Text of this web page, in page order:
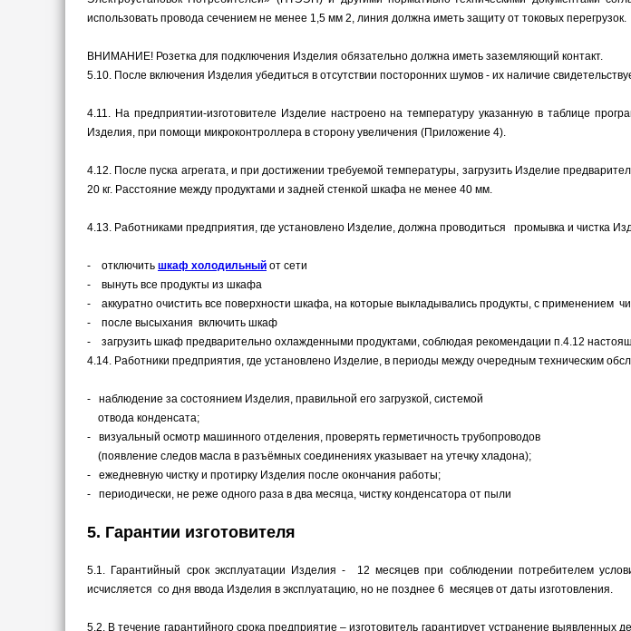
использовать провода сечением не менее 1,5 мм 2, линия должна иметь защиту от токовых перегрузок.
ВНИМАНИЕ! Розетка для подключения Изделия обязательно должна иметь заземляющий контакт.
5.10. После включения Изделия убедиться в отсутствии посторонних шумов - их наличие
4.11. На предприятии-изготовителе Изделие настроено на температуру указанную в таблице
Изделия, при помощи микроконтроллера в сторону увеличения (Приложение 4).
4.12. После пуска агрегата, и при достижении требуемой температуры, загрузить Изделие
20 кг. Расстояние между продуктами и задней стенкой шкафа не менее 40 мм.
4.13. Работниками предприятия, где установлено Изделие, должна проводиться промывка и чистка
- отключить шкаф холодильный от сети
- вынуть все продукты из шкафа
- аккуратно очистить все поверхности шкафа, на которые выкладывались продукты, с применением
- после высыхания включить шкаф
- загрузить шкаф предварительно охлажденными продуктами, соблюдая рекомендации п.4.12
4.14. Работники предприятия, где установлено Изделие, в периоды между очередным техническим
- наблюдение за состоянием Изделия, правильной его загрузкой, системой
отвода конденсата;
- визуальный осмотр машинного отделения, проверять герметичность трубопроводов
(появление следов масла в разъёмных соединениях указывает на утечку хладона);
- ежедневную чистку и протирку Изделия после окончания работы;
- периодически, не реже одного раза в два месяца, чистку конденсатора от пыли
5. Гарантии изготовителя
5.1. Гарантийный срок эксплуатации Изделия - 12 месяцев при соблюдении потребителем
исчисляется со дня ввода Изделия в эксплуатацию, но не позднее 6 месяцев от даты изготовления.
5.2. В течение гарантийного срока предприятие – изготовитель гарантирует устранение